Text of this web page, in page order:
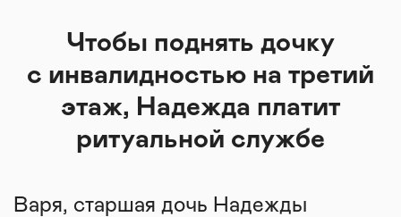
Чтобы поднять дочку
с инвалидностью на третий
этаж, Надежда платит
ритуальной службе
Варя, старшая дочь Надежды